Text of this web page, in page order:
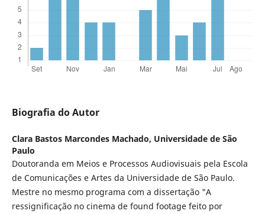
Biografia do Autor
Clara Bastos Marcondes Machado, Universidade de São
Paulo
Doutoranda em Meios e Processos Audiovisuais pela Escola
de Comunicações e Artes da Universidade de São Paulo.
Mestre no mesmo programa com a dissertação "A
ressignificação no cinema de found footage feito por